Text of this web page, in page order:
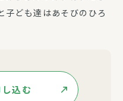
子ども達はあそびのひろ
込む